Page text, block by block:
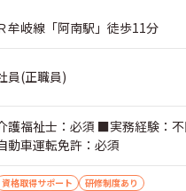
牟岐線「阿南駅」徒歩11分
員(正職員)
護福祉士：必須 ■実務経験：
動車運転免許：必須
資格取得サポート
研修制度あり